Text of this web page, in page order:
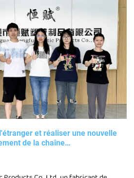
et réaliser une nouvelle
de la chaîne